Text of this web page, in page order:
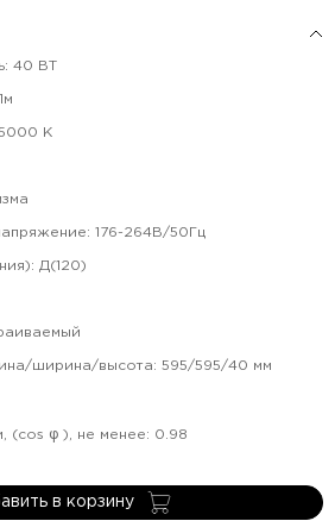
: 40 ВТ
К
: 176-264В/50Гц
: Д(120)
ширина/высота: 595/595/40 мм
(cos φ ), не менее: 0.98
в корзину